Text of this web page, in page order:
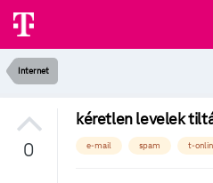
Internet
0
kéretlen levelek
e-mail spam t-